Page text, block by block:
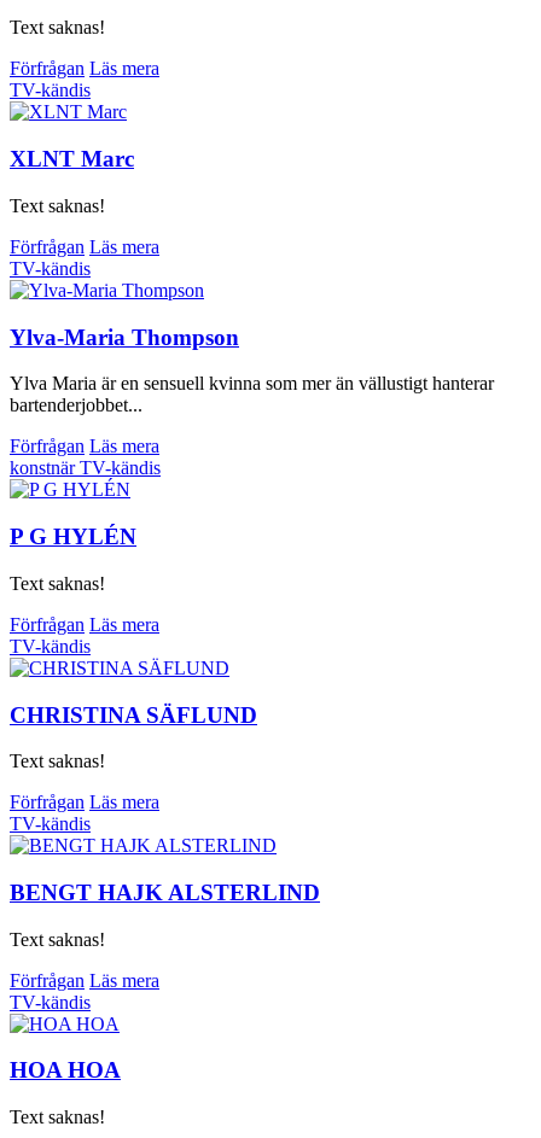
Text saknas!
Förfrågan Läs mera
TV-kändis
XLNT Marc
Text saknas!
Förfrågan Läs mera
TV-kändis
Ylva-Maria Thompson
Ylva Maria är en sensuell kvinna som mer än vällustigt hanterar
bartenderjobbet...
Förfrågan Läs mera
konstnärTV-kändis
P G HYLÉN
Text saknas!
Förfrågan Läs mera
TV-kändis
CHRISTINA SÄFLUND
Text saknas!
Förfrågan Läs mera
TV-kändis
BENGT HAJK ALSTERLIND
Text saknas!
Förfrågan Läs mera
TV-kändis
HOA HOA
Text saknas!